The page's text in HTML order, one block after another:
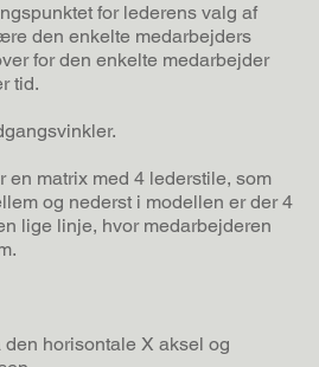
for lederens valg af
den enkelte medarbejders
for den enkelte medarbejder
tid.
en matrix med 4 lederstile, som
og nederst i modellen er der 4
lige linje, hvor medarbejderen
horisontale X aksel og